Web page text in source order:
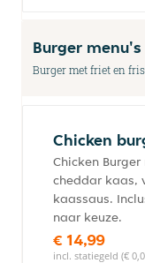
Burger menu's
Burger met friet en
Chicken
Chicken
cheddar kaas,
kaassaus.
naar keuze.
€ 14,99
incl. statiegeld (€